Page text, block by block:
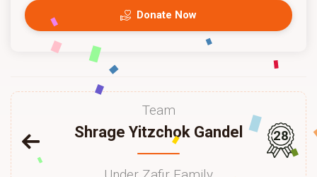
Donate Now
Team
Shrage Yitzchok Gandel 28